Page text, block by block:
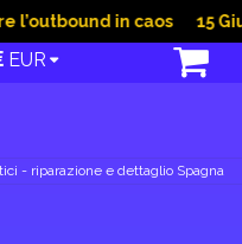
in caos 15 Giu
EUR
- riparazione e dettaglio Spagna